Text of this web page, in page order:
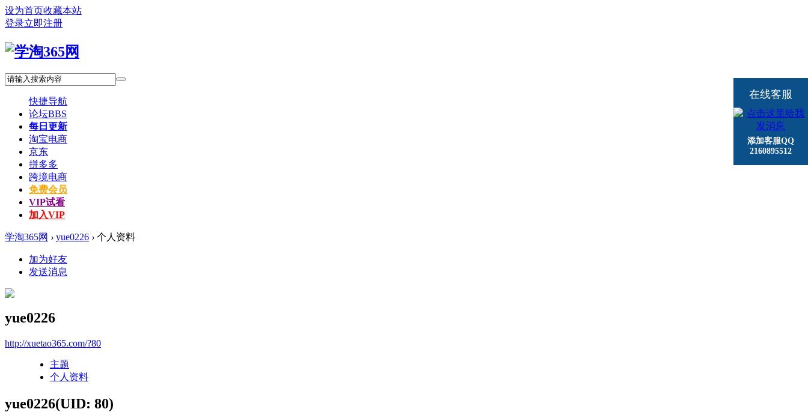
设为首页收藏本站
登录立即注册
快捷导航
论坛BBS
每日更新
淘宝电商
京东
拼多多
跨境电商
免费会员
VIP试看
加入VIP
学淘365网 › yue0226 › 个人资料
加为好友
发送消息
yue0226
http://xuetao365.com/?80
主题
个人资料
yue0226(UID: 80)
在线客服
添加客服QQ
2160895512